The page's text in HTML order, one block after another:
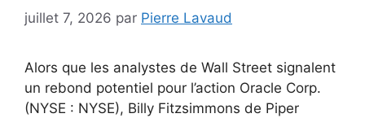
juillet 7, 2026 par Pierre Lavaud
Alors que les analystes de Wall Street signalent
un rebond potentiel pour l’action Oracle Corp.
(NYSE : NYSE), Billy Fitzsimmons de Piper